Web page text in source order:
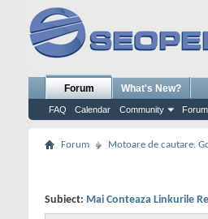
Forum
FAQ Calendar Community
What's New?
Forum Motoare de cautare.
Subiect: Mai Conteaza Linkurile